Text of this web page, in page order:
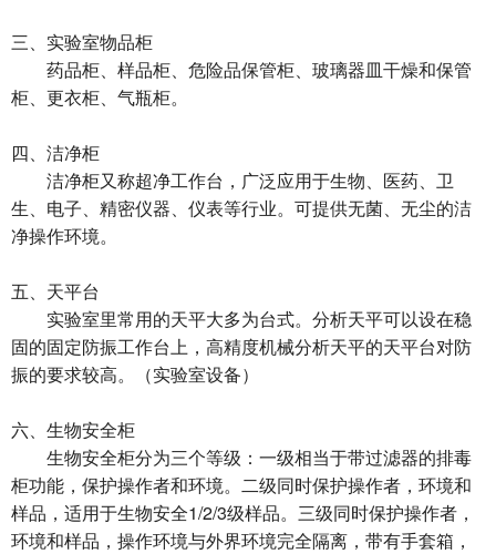
三、实验室物品柜
药品柜、样品柜、危险品保管柜、玻璃器皿干燥和保管
柜、更衣柜、气瓶柜。
四、洁净柜
洁净柜又称超净工作台，广泛应用于生物、医药、卫
生、电子、精密仪器、仪表等行业。可提供无菌、无尘的洁
净操作环境。
五、天平台
实验室里常用的天平大多为台式。分析天平可以设在稳
固的固定防振工作台上，高精度机械分析天平的天平台对防
振的要求较高。（实验室设备）
六、生物安全柜
生物安全柜分为三个等级：一级相当于带过滤器的排毒
柜功能，保护操作者和环境。二级同时保护操作者，环境和
样品，适用于生物安全1/2/3级样品。三级同时保护操作者，
环境和样品，操作环境与外界环境完全隔离，带有手套箱，